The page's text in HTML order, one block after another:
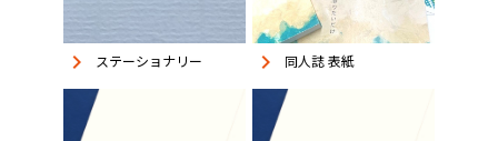
keyboard_arrow_right ステーショナリー keyboard_arrow_right 同人誌 表紙